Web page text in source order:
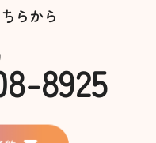
らから
8925